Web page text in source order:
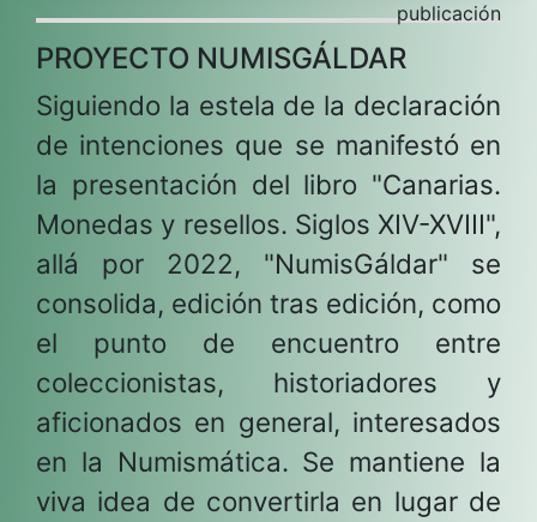
publicación
PROYECTO NUMISGÁLDAR
Siguiendo la estela de la declaración
de intenciones que se manifestó en
la presentación del libro "Canarias.
Monedas y resellos. Siglos XIV-XVIII",
allá por 2022, "NumisGáldar" se
consolida, edición tras edición, como
el punto de encuentro entre
coleccionistas, historiadores y
aficionados en general, interesados
en la Numismática. Se mantiene la
viva idea de convertirla en lugar de